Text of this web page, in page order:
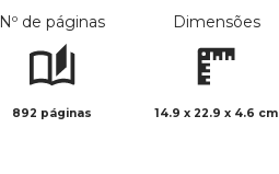
Nº de páginas
892 páginas
Dimensões
14.9 x 22.9 x 4.6 cm